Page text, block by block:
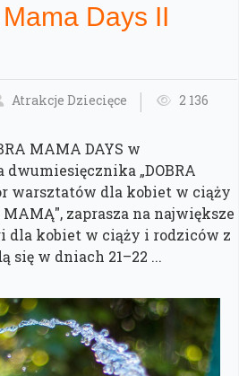
Days II
Atrakcje Dziecięce 2 136
MAMA DAYS w
„DOBRA
warsztatów dla kobiet w ciąży
MAMĄ", zaprasza na największe
dla kobiet w ciąży i rodziców z
się w dniach 21–22 ...